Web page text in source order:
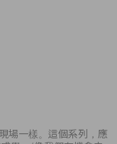
場一樣。這個系列，應